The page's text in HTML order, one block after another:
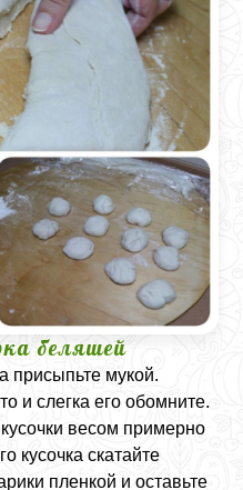
беляшей
присыпьте мукой.
и слегка его обомните.
весом примерно
кусочка скатайте
пленкой и оставьте